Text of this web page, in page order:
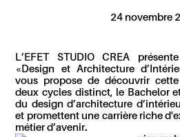
24 novembre
L’EFET STUDIO CREA
«Design et Architecture
vous propose de découvrir
deux cycles distinct, le Bachelor
du design d’architecture
et promettent une carrière riche
métier d’avenir.